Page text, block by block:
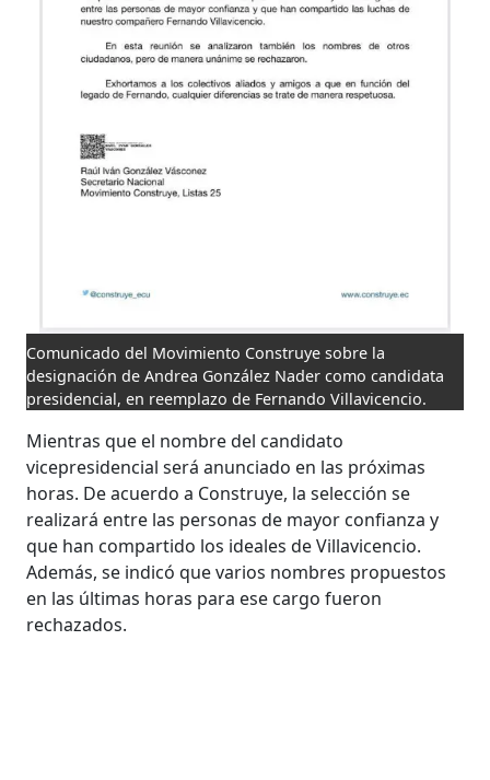
Comunicado del Movimiento Construye sobre la
designación de Andrea González Nader como candidata
presidencial, en reemplazo de Fernando Villavicencio.
Mientras que el nombre del candidato
vicepresidencial será anunciado en las próximas
horas. De acuerdo a Construye, la selección se
realizará entre las personas de mayor confianza y
que han compartido los ideales de Villavicencio.
Además, se indicó que varios nombres propuestos
en las últimas horas para ese cargo fueron
rechazados.